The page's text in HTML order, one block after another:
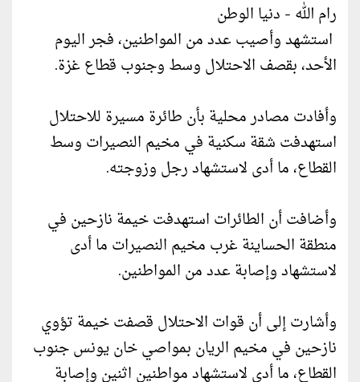
رام الله - دنيا الوطن
استشهد وأصيب عدد من المواطنين، فجر اليوم
الأحد، بقصف الاحتلال وسط وجنوب قطاع غزة.
وأفادت مصادر محلية بأن طائرة مسيرة للاحتلال
استهدفت شقة سكنية في مخيم النصيرات وسط
القطاع، ما أدى لاستشهاد رجل وزوجته.
وأضافت أن الطائرات استهدفت خيمة نازحين في
منطقة الحساينة غرب مخيم النصيرات ما أدى
لاستشهاد وإصابة عدد من المواطنين.
وأشارت إلى أن قوات الاحتلال قصفت خيمة تؤوي
نازحين في مخيم الريان بمواصي خان يونس جنوب
القطاع، ما أدى لاستشهاد مواطنين اثنين وإصابة